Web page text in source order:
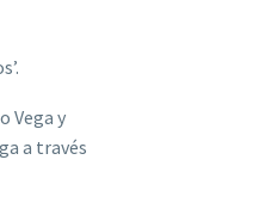
Vega y
a través